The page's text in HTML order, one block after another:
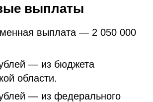
выплаты
выплата — 2 050 000
— из бюджета
области.
— из федерального